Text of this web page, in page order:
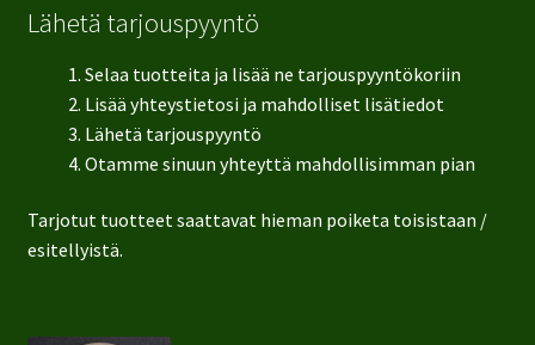
Lähetä tarjouspyyntö
Selaa tuotteita ja lisää ne tarjouspyyntökoriin
Lisää yhteystietosi ja mahdolliset lisätiedot
Lähetä tarjouspyyntö
Otamme sinuun yhteyttä mahdollisimman pian
Tarjotut tuotteet saattavat hieman poiketa toisistaan /
esitellyistä.